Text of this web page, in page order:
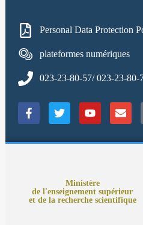
Personal Data Protection
plateformes numériques
023-23-80-57/ 023-23-80-
Ministère
de l'enseignement supérieur
et de la recherche scientifique